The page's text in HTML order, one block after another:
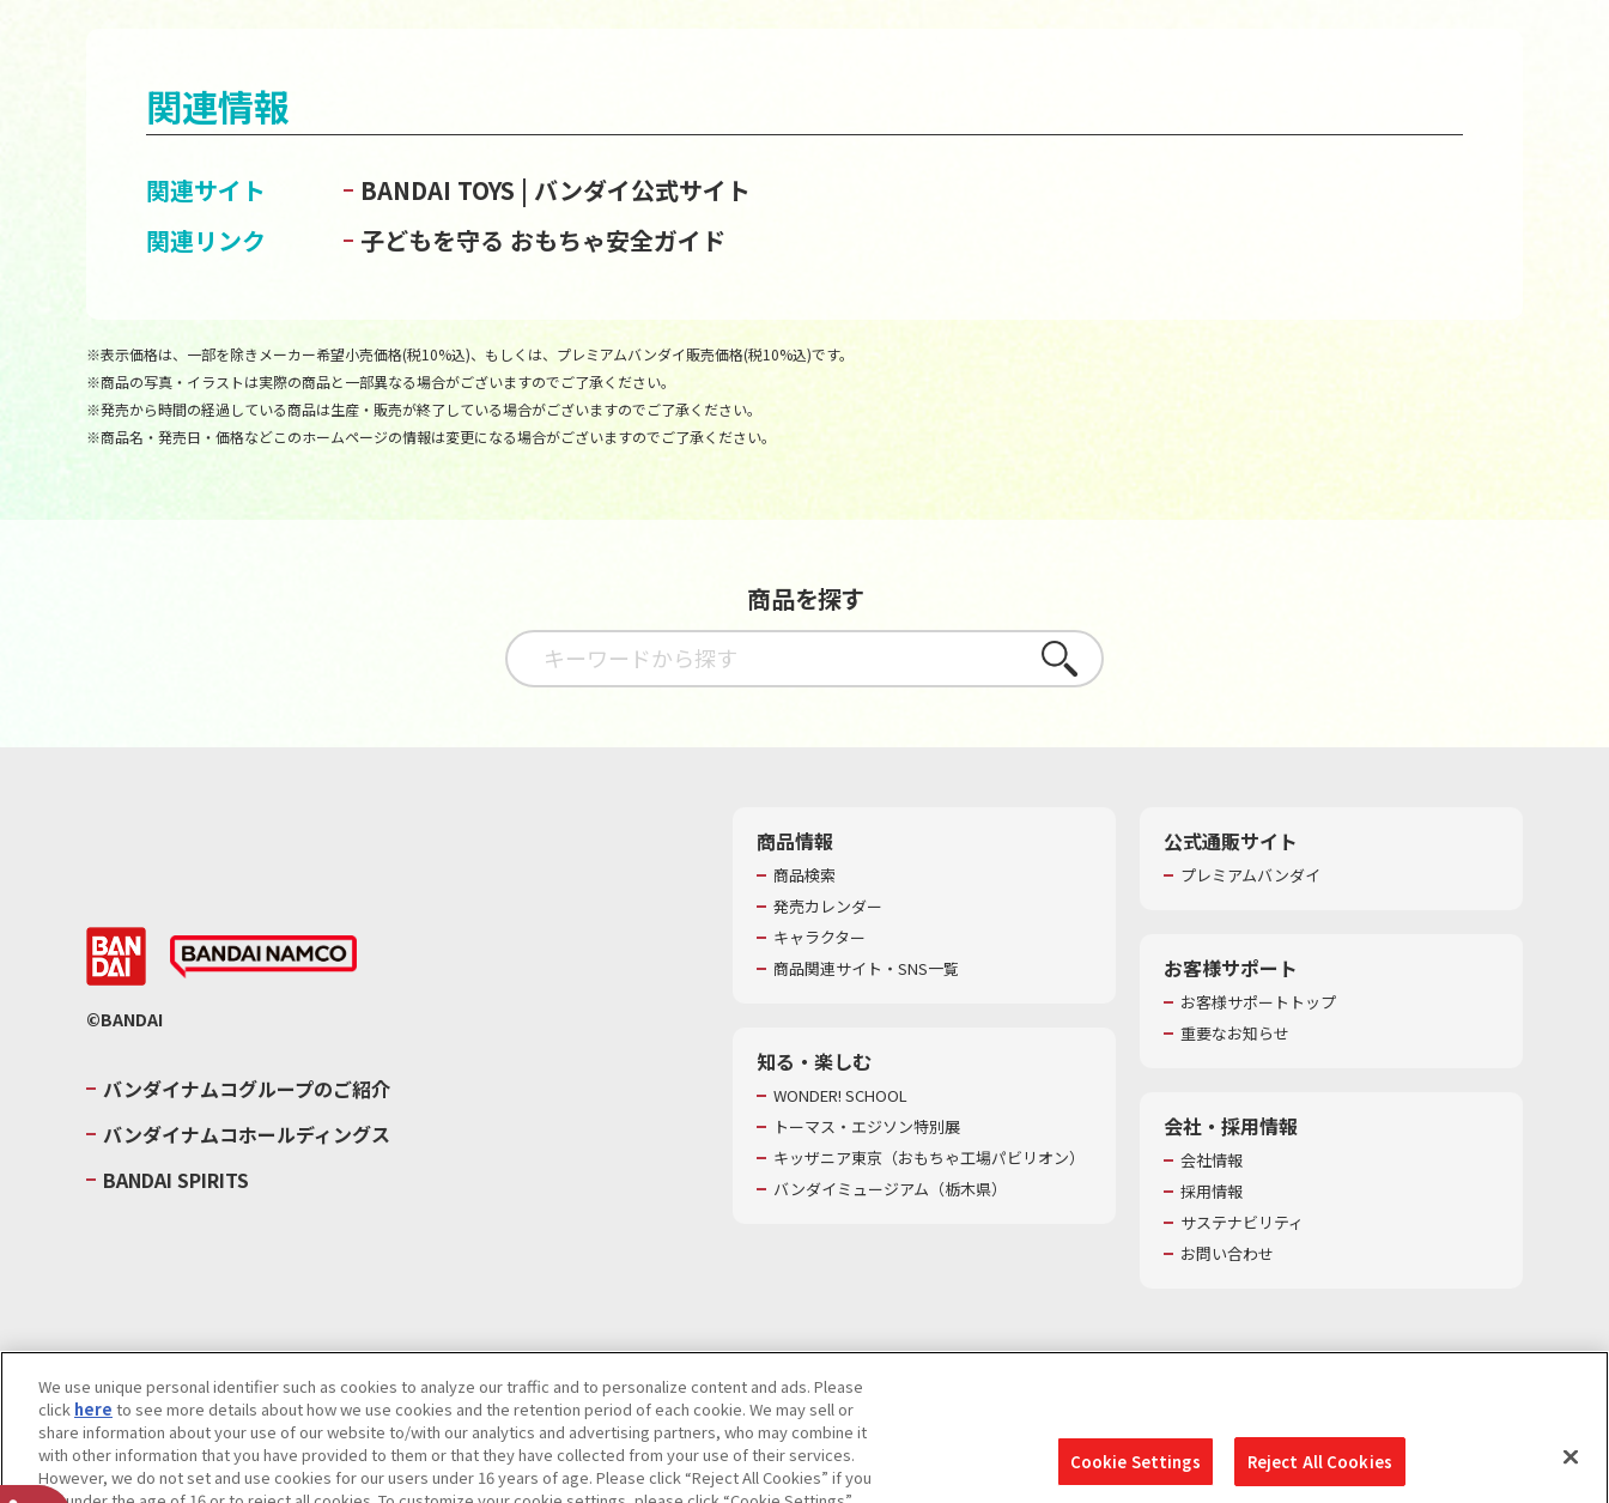
関連情報
関連サイト
BANDAI TOYS | バンダイ公式サイト
関連リンク
子どもを守る おもちゃ安全ガイド
※表示価格は、一部を除きメーカー希望小売価格(税10%込)、もしくは、プレミアムバンダイ販売価格(税10%込)です。
※商品の写真・イラストは実際の商品と一部異なる場合がございますのでご了承ください。
※発売から時間の経過している商品は生産・販売が終了している場合がございますのでご了承ください。
※商品名・発売日・価格などこのホームページの情報は変更になる場合がございますのでご了承ください。
商品を探す
さがす
©BANDAI
バンダイナムコグループのご紹介
バンダイナムコホールディングス
BANDAI SPIRITS
商品情報
商品検索
発売カレンダー
キャラクター
商品関連サイト・SNS一覧
知る・楽しむ
WONDER! SCHOOL
トーマス・エジソン特別展
キッザニア東京（おもちゃ工場パビリオン）​
バンダイミュージアム（栃木県）
公式通販サイト
プレミアムバンダイ
お客様サポート
お客様サポートトップ
重要なお知らせ
会社・採用情報
会社情報
採用情報
サステナビリティ
お問い合わせ
ウェブサイトご利用条件ソーシャルメディアポリシー個人情報及び特定個人情報等の取り扱いに関する保護方針
Do Not Sell or Share My Personal Information著作権・商標についてカスタマーハラスメントに対する基本的な対応方針
We use unique personal identifier such as cookies to analyze our traffic and to personalize content and ads. Please
click here to see more details about how we use cookies and the retention period of each cookie. We may sell or
share information about your use of our website to/with our analytics and advertising partners, who may combine it
with other information that you have provided to them or that they have collected from your use of their services.
However, we do not set and use cookies for our users under 16 years of age. Please click “Reject All Cookies” if you
Cookie Settings Reject All Cookies